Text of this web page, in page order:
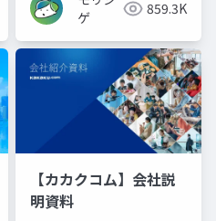
ゲ
859.3K
カルチャーデック
【カカクコム】会社説
明資料